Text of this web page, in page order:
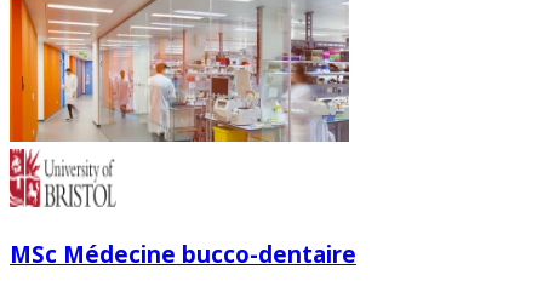
MSc Médecine bucco-dentaire